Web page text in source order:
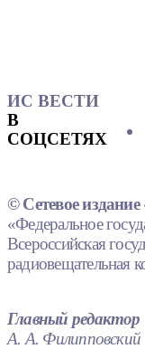
ИС ВЕСТИ
В
СОЦСЕТЯХ
© Сетевое издание
«Федеральное
Всероссийская
радиовещательная
Главный редактор
А. А. Филипповский